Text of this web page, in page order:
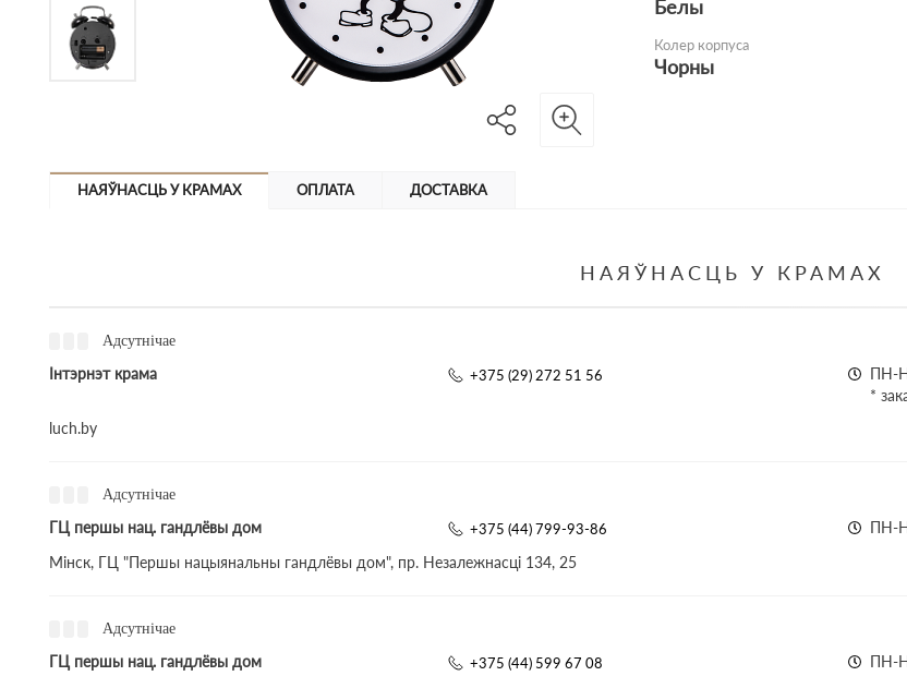
Белы
Колер корпуса
Чорны
НАЯЎНАСЦЬ У КРАМАХ ОПЛАТА ДОСТАВКА
НАЯЎНАСЦЬ У КРАМАХ
Адсутнічае
Інтэрнэт крама +375 (29) 272 51 56
ПН-
*
luch.by
Адсутнічае
ГЦ першы нац. гандлёвы дом +375 (44) 799-93-86
ПН-
Мінск, ГЦ "Першы нацыянальны гандлёвы дом", пр. Незалежнасці 134, 25
Адсутнічае
ГЦ першы нац. гандлёвы дом +375 (44) 599 67 08
ПН-